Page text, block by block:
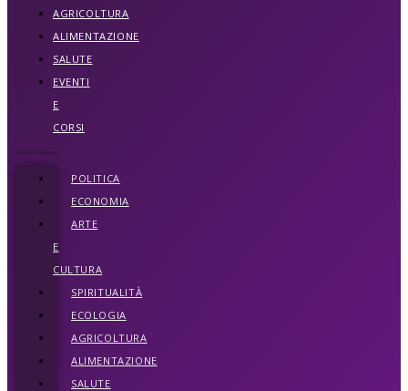
AGRICOLTURA
ALIMENTAZIONE
SALUTE
EVENTI
E
CORSI
POLITICA
ECONOMIA
ARTE
E
CULTURA
SPIRITUALITÀ
ECOLOGIA
AGRICOLTURA
ALIMENTAZIONE
SALUTE